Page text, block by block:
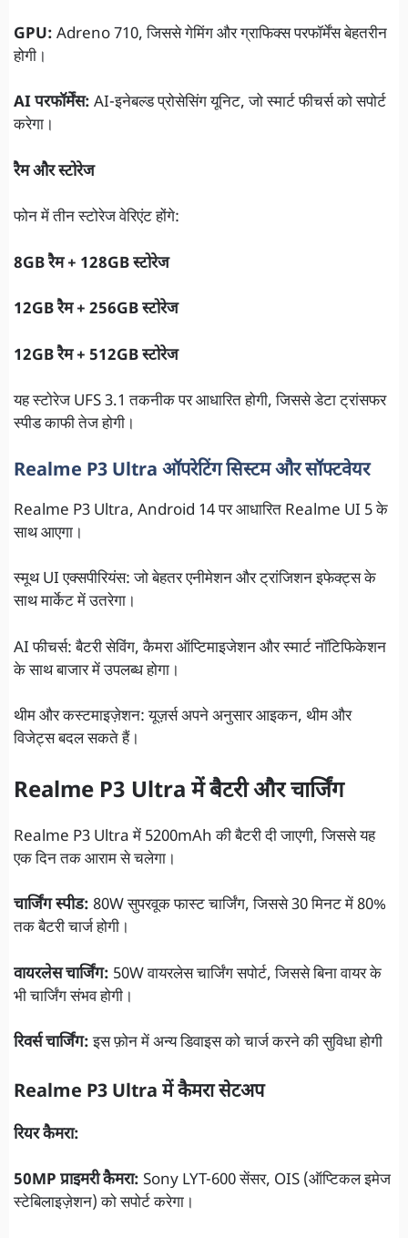
GPU: Adreno 710, जिससे गेमिंग और ग्राफिक्स परफॉर्मेंस बेहतरीन
होगी।
AI परफॉर्मेंस: AI-इनेबल्ड प्रोसेसिंग यूनिट, जो स्मार्ट फीचर्स को सपोर्ट
करेगा।
रैम और स्टोरेज
फोन में तीन स्टोरेज वेरिएंट होंगे:
8GB रैम + 128GB स्टोरेज
12GB रैम + 256GB स्टोरेज
12GB रैम + 512GB स्टोरेज
यह स्टोरेज UFS 3.1 तकनीक पर आधारित होगी, जिससे डेटा ट्रांसफर
स्पीड काफी तेज होगी।
Realme P3 Ultra ऑपरेटिंग सिस्टम और सॉफ्टवेयर
Realme P3 Ultra, Android 14 पर आधारित Realme UI 5 के
साथ आएगा।
स्मूथ UI एक्सपीरियंस: जो बेहतर एनीमेशन और ट्रांजिशन इफेक्ट्स के
साथ मार्केट में उतरेगा।
AI फीचर्स: बैटरी सेविंग, कैमरा ऑप्टिमाइजेशन और स्मार्ट नॉटिफिकेशन
के साथ बाजार में उपलब्ध होगा।
थीम और कस्टमाइज़ेशन: यूज़र्स अपने अनुसार आइकन, थीम और
विजेट्स बदल सकते हैं।
Realme P3 Ultra में बैटरी और चार्जिंग
Realme P3 Ultra में 5200mAh की बैटरी दी जाएगी, जिससे यह
एक दिन तक आराम से चलेगा।
चार्जिंग स्पीड: 80W सुपरवूक फास्ट चार्जिंग, जिससे 30 मिनट में 80%
तक बैटरी चार्ज होगी।
वायरलेस चार्जिंग: 50W वायरलेस चार्जिंग सपोर्ट, जिससे बिना वायर के
भी चार्जिंग संभव होगी।
रिवर्स चार्जिंग:इस फ़ोन में अन्य डिवाइस को चार्ज करने की सुविधा होगी
Realme P3 Ultra में कैमरा सेटअप
रियर कैमरा:
50MP प्राइमरी कैमरा: Sony LYT-600 सेंसर, OIS (ऑप्टिकल इमेज
स्टेबिलाइज़ेशन) को सपोर्ट करेगा।